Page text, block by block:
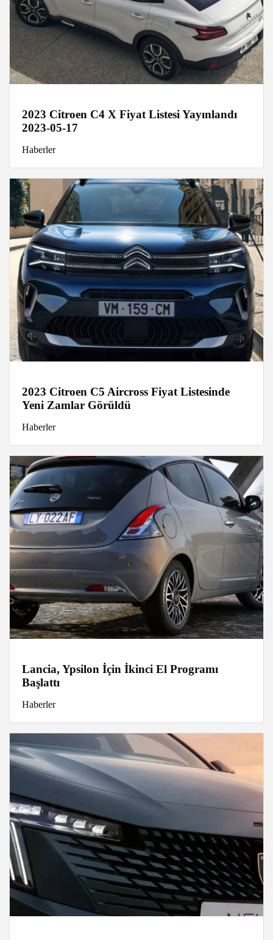
2023 Citroen C4 X Fiyat Listesi Yayınlandı
2023-05-17
Haberler
2023 Citroen C5 Aircross Fiyat Listesinde
Yeni Zamlar Görüldü
Haberler
Lancia, Ypsilon İçin İkinci El Programı
Başlattı
Haberler